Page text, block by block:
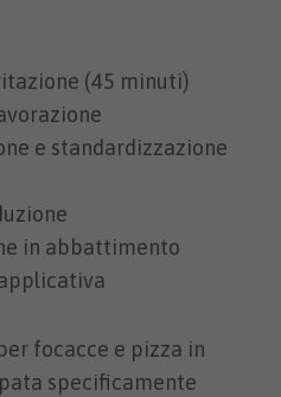
(45 minuti)
e standardizzazione
in abbattimento
focacce e pizza in
specificamente